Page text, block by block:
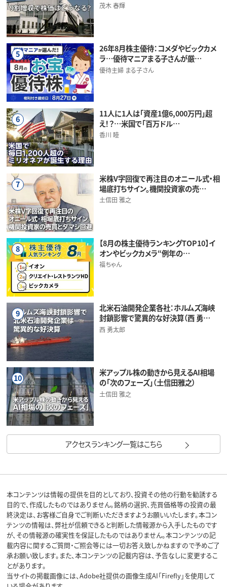
茂木 春輝
5
26年8月株主優待：コメダやビックカメ
ラ…優待マニアまる子さんが厳…
優待主婦 まる子さん
6
11人に1人は「資産1億6,000万円」超
え！？…米国で「百万ドル…
香川 睦
7
米株V字回復で再注目のオニール式・相
場底打ちサイン。機関投資家の売…
土信田 雅之
8
【8月の株主優待ランキングTOP10】イ
オンやビックカメラ“例年の…
福ちゃん
9
北米石油開発企業各社：ホルムズ海峡
封鎖影響で驚異的な好決算（西 勇…
西 勇太郎
10
米アップル株の動きから見えるAI相場
の「次のフェーズ」（土信田雅之）
土信田 雅之
アクセスランキング一覧はこちら
本コンテンツは情報の提供を目的としており、投資その他の行動を勧誘する
目的で、作成したものではありません。銘柄の選択、売買価格等の投資の最
終決定は、お客様ご自身でご判断いただきますようお願いいたします。本コン
テンツの情報は、弊社が信頼できると判断した情報源から入手したものです
が、その情報源の確実性を保証したものではありません。本コンテンツの記
載内容に関するご質問・ご照会等には一切お答え致しかねますので予めご了
承お願い致します。また、本コンテンツの記載内容は、予告なしに変更するこ
とがあります。
当サイトの掲載画像には、Adobe社提供の画像生成AI「Firefly」を使用して